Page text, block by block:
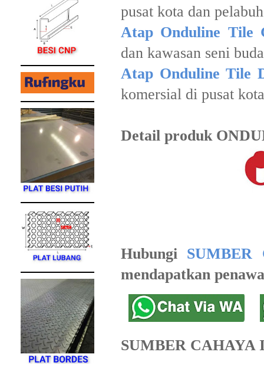
pusat kota dan
Atap Onduline Tile
dan kawasan seni
Atap Onduline Tile
komersial di pusat kota
Detail produk
Hubungi SUMBER
mendapatkan
SUMBER CAHAYA